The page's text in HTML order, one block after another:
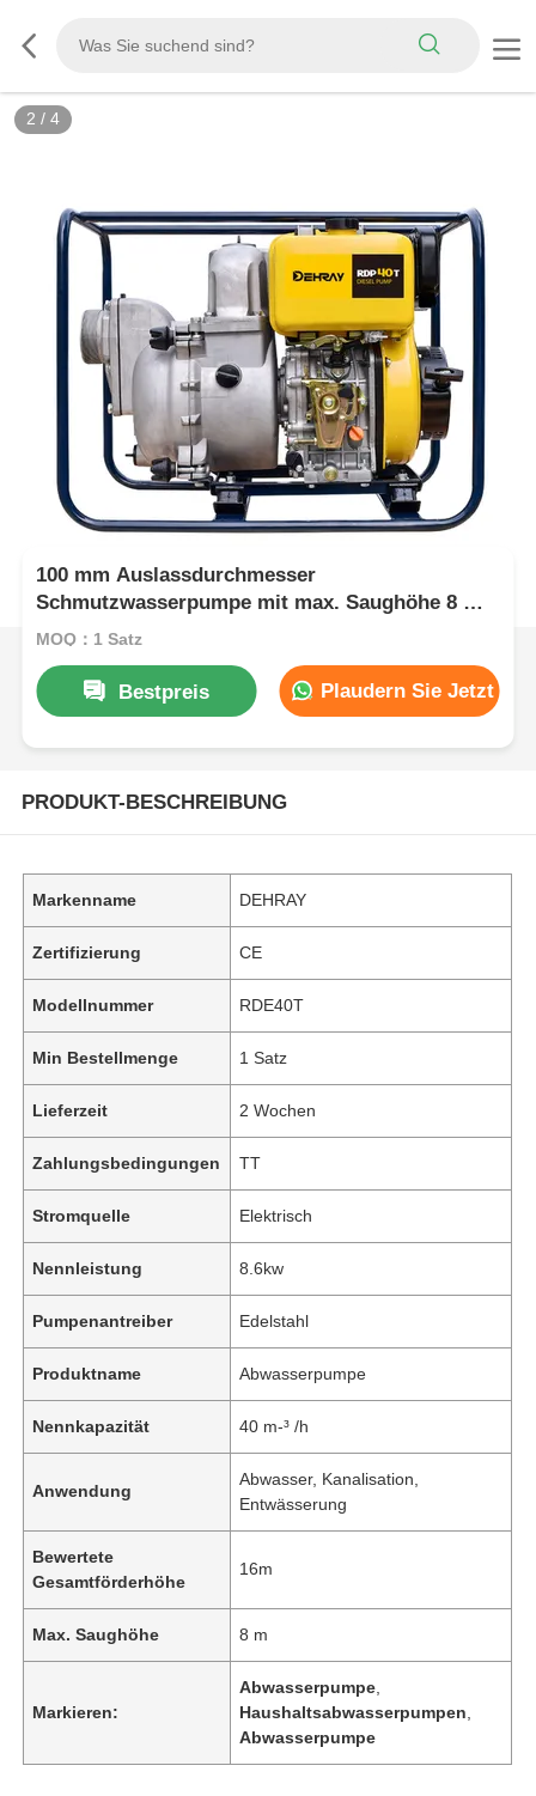
3 / 4
100 mm Auslassdurchmesser
Schmutzwasserpumpe mit max. Saughöhe 8 m
und hochwertigem Stahlmotorgehäuse,
MOQ：1 Satz
Bestpreis Plaudern Sie Jetzt
PRODUKT-BESCHREIBUNG
Markenname DEHRAY
Zertifizierung CE
Modellnummer RDE40T
Min Bestellmenge 1 Satz
Lieferzeit 2 Wochen
Zahlungsbedingungen TT
Stromquelle Elektrisch
Nennleistung 8.6kw
Pumpenantreiber Edelstahl
Produktname Abwasserpumpe
Nennkapazität 40 m-³ /h
Anwendung
Abwasser, Kanalisation,
Entwässerung
Bewertete
Gesamtförderhöhe
16m
Max. Saughöhe 8 m
Markieren:
Abwasserpumpe
Haushaltsabwasserpumpen
Abwasserpumpe